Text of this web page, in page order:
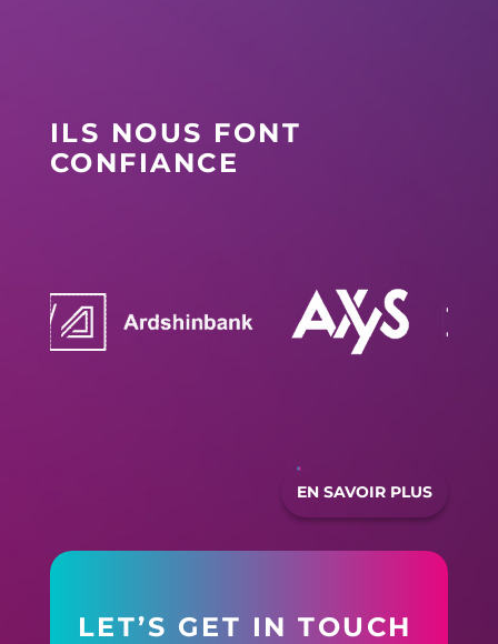
ILS NOUS FONT
CONFIANCE
EN SAVOIR PLUS
LET’S GET IN TOUCH